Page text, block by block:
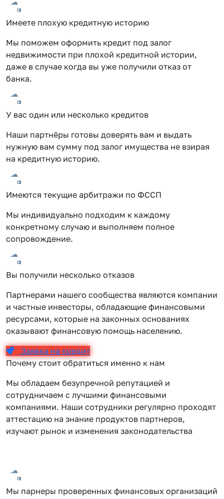
Имеете плохую кредитную историю
Мы поможем оформить кредит под залог
недвижимости при плохой кредитной истории,
даже в случае когда вы уже получили отказ от
банка.
У вас один или несколько кредитов
Наши партнёры готовы доверять вам и выдать
нужную вам сумму под залог имущества не взирая
на кредитную историю.
Имеются текущие арбитражи по ФССП
Мы индивидуально подходим к каждому
конкретному случаю и выполняем полное
сопровождение.
Вы получили несколько отказов
Партнерами нашего сообщества являются компании
и частные инвесторы, обладающие финансовыми
ресурсами, которые на законных основаниях
оказывают финансовую помощь населению.
Заявка на кредит
Почему стоит обратиться именно к нам
Мы обладаем безупречной репутацией и
сотрудничаем с лучшими финансовыми
компаниями. Наши сотрудники регулярно проходят
аттестацию на знание продуктов партнеров,
изучают рынок и изменения законодательства
Мы парнеры проверенных финансовых организаций